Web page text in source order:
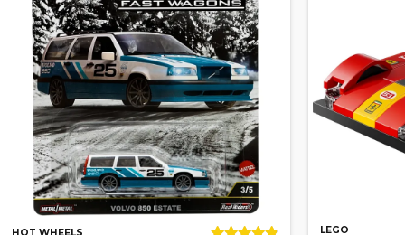
HOT WHEELS LEGO